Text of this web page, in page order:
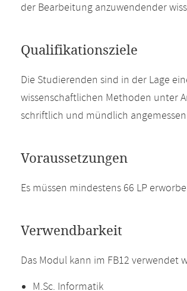
der Bearbeitung anzuwendender
Qualifikationsziele
Die Studierenden sind in der Lage
wissenschaftlichen Methoden unter
schriftlich und mündlich
Voraussetzungen
Es müssen mindestens 66 LP
Verwendbarkeit
Das Modul kann im FB12 verwendet
M.Sc. Informatik